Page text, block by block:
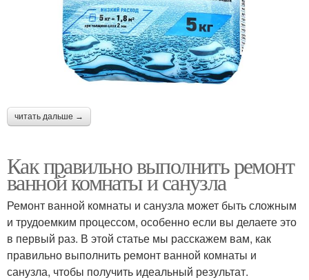
читать дальше →
Как правильно выполнить ремонт
ванной комнаты и санузла
Ремонт ванной комнаты и санузла может быть сложным
и трудоемким процессом, особенно если вы делаете это
в первый раз. В этой статье мы расскажем вам, как
правильно выполнить ремонт ванной комнаты и
санузла, чтобы получить идеальный результат.